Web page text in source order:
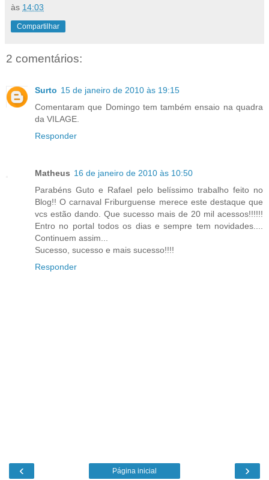
às 14:03
Compartilhar
2 comentários:
Surto 15 de janeiro de 2010 às 19:15
Comentaram que Domingo tem também ensaio na quadra
da VILAGE.
Responder
Matheus 16 de janeiro de 2010 às 10:50
Parabéns Guto e Rafael pelo belíssimo trabalho feito no
Blog!! O carnaval Friburguense merece este destaque que
vcs estão dando. Que sucesso mais de 20 mil acessos!!!!!!
Entro no portal todos os dias e sempre tem novidades....
Continuem assim...
Sucesso, sucesso e mais sucesso!!!!
Responder
‹ ›
Página inicial